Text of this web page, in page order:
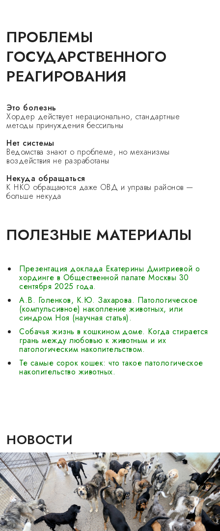
ПРОБЛЕМЫ
ГОСУДАРСТВЕННОГО
РЕАГИРОВАНИЯ
Это болезнь
Хордер действует нерационально, стандартные
методы принуждения бессильны
Нет системы
Ведомства знают о проблеме, но механизмы
воздействия не разработаны
Некуда обращаться
К НКО обращаются даже ОВД и управы районов —
больше некуда
ПОЛЕЗНЫЕ МАТЕРИАЛЫ
Презентация доклада Екатерины Дмитриевой о
хординге в Общественной палате Москвы 30
сентября 2025 года.
А.В. Голенков, К.Ю. Захарова. Патологическое
(компульсивное) накопление животных, или
синдром Ноя (научная статья).
Собачья жизнь в кошкином доме. Когда стирается
грань между любовью к животным и их
патологическим накопительством.
Те самые сорок кошек: что такое патологическое
накопительство животных.
НОВОСТИ